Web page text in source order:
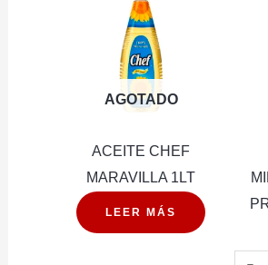
AGOTADO
ACEITE CHEF
MARAVILLA 1LT
LEER MÁS